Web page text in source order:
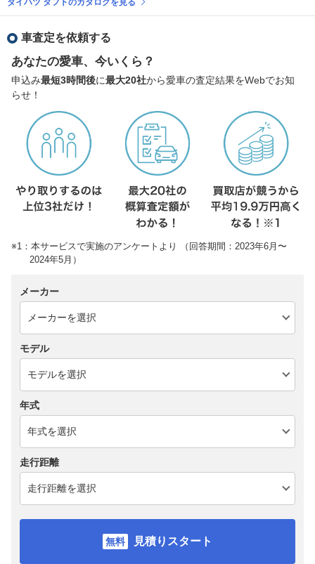
車査定を依頼する
あなたの愛車、今いくら？
申込み最短3時間後に最大20社から愛車の査定結果をWebでお知
らせ！
※1：本サービスで実施のアンケートより （回答期間：2023年6月〜
2024年5月）
メーカー
モデル
年式
走行距離
見積りスタート